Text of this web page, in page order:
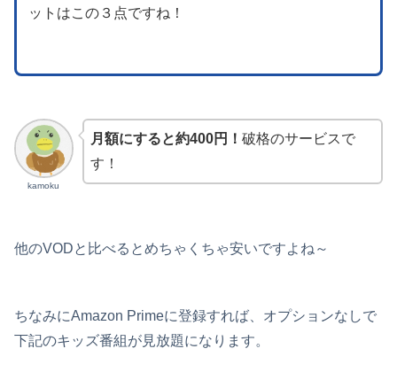
ットはこの３点ですね！
kamoku
月額にすると約400円！ 破格のサービスで
す！
他のVODと比べるとめちゃくちゃ安いですよね～
ちなみにAmazon Primeに登録すれば、オプションなしで
下記のキッズ番組が見放題になります。